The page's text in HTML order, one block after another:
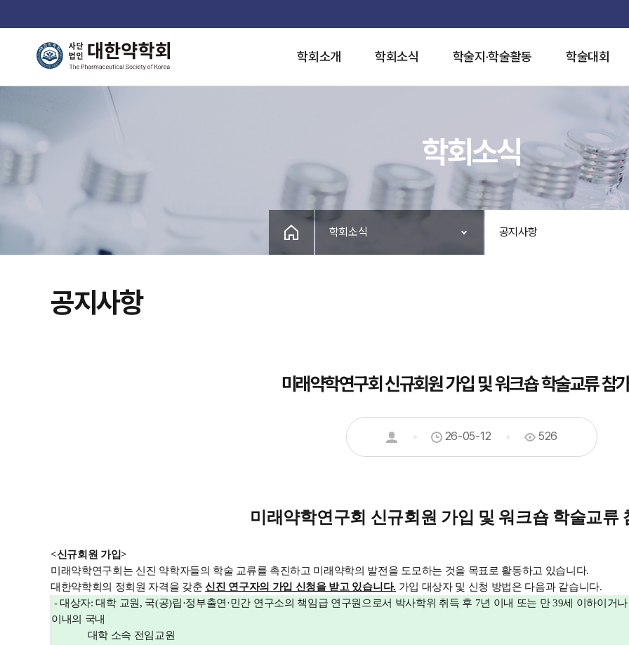
학회소개 학회소식 학술지·학술활동 학술대회
학회소식
학회소식 공지사항
공지사항
미래약학연구회 신규회원 가입 및 워크숍 학술교류 참
26-05-12 526
미래약학연구회 신규회원 가입 및 워크숍 학술교류
<신규회원 가입>
미래약학연구회는 신진 약학자들의 학술 교류를 촉진하고 미래약학의 발전을 도모하는 것을 목표로 활동하고 있습니다.
대한약학회의 정회원 자격을 갖춘 신진 연구자의 가입 신청을 받고 있습니다. 가입 대상자 및 신청 방법은 다음과 같습니다.
-대상자:대학 교원 , 국(공)립·정부출연 ·민간 연구소의 책임급 연구원으로서 박사학위 취득 후 7년 이내 또는 만39세 이하이거
이내의 국내
대학 소속 전임교원